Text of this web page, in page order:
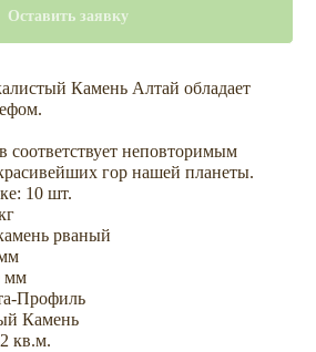
Оставить заявку
Камень Алтай обладает
соответствует неповторимым
гор нашей планеты.
10 шт.
рваный
мм
Профиль
Камень
кв.м.